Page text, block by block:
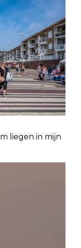
liegen in mijn